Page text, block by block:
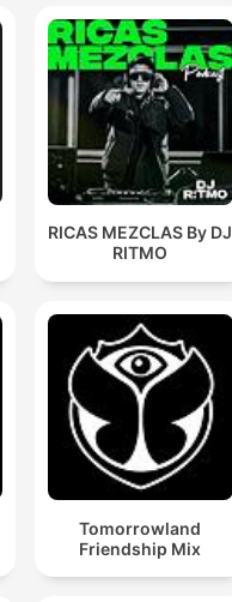
RICAS MEZCLAS By DJ
RITMO
Tomorrowland
Friendship Mix